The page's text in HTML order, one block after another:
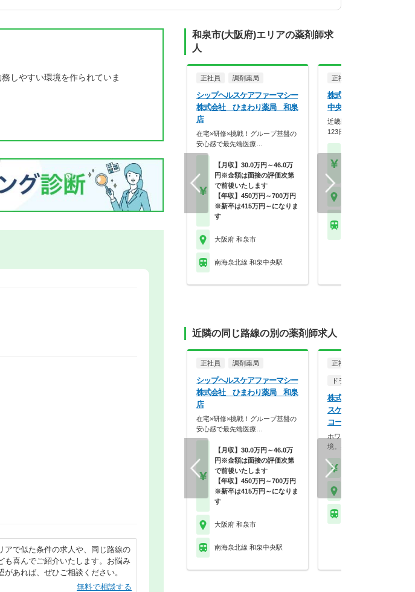
しやすい環境を作られていま
アで似た条件の求人や、同じ路線の
も喜んでご紹介いたします。お悩み
があれば、ぜひご相談ください。
無料で相談する
和泉市(大阪府)エリアの薬剤師求
人
正社員 調剤薬局
シップヘルスケアファーマシー
株式会社 ひまわり薬局 和泉
店
在宅×研修×挑戦！グループ基盤の
安心感で最先端医療…
【月収】30.0万円～46.0万
円※金額は面接の評価次第
で前後いたします
【年収】450万円～700万円
※新卒は415万円～になりま
す
大阪府 和泉市
南海泉北線 和泉中央駅
正社員
株式会社メディカルかる
中央薬局 和泉府中店
近畿圏に90店舗展開！年間
123日×スギHD母…
近隣の同じ路線の別の薬剤師求人
正社員 調剤薬局
シップヘルスケアファーマシー
株式会社 ひまわり薬局 和泉
店
在宅×研修×挑戦！グループ基盤の
安心感で最先端医療…
【月収】30.0万円～46.0万
円※金額は面接の評価次第
で前後いたします
【年収】450万円～700万円
※新卒は415万円～になりま
す
大阪府 和泉市
南海泉北線 和泉中央駅
正社員
ドラッグストア（調剤併設
株式会社ココカラファイ
スケア ココカラファイ
コールいずみ店
ホワイト500認定のクリーン
境。身だしなみの自…